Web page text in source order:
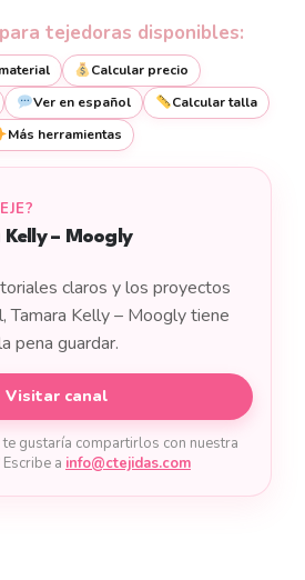
tejedoras disponibles:
Calcular precio
Ver en español
Calcular talla
Más herramientas
– Moogly
claros y los proyectos
Tamara Kelly – Moogly tiene
pena guardar.
Visitar canal
gustaría compartirlos con nuestra
a info@ctejidas.com